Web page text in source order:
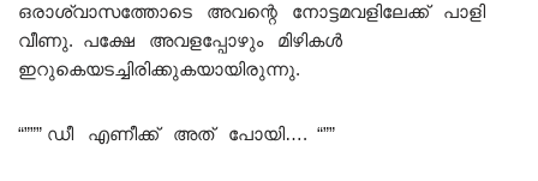
ഒരാശ്വാസത്തോടെ അവന്റെ നോട്ടമവളിലേക്ക് പാളി
വീണു. പക്ഷേ അവളപ്പോഴും മിഴികൾ
ഇറുകെയടച്ചിരിക്കുകയായിരുന്നു.
“””” ഡീ എണീക്ക് അത് പോയി…. “””